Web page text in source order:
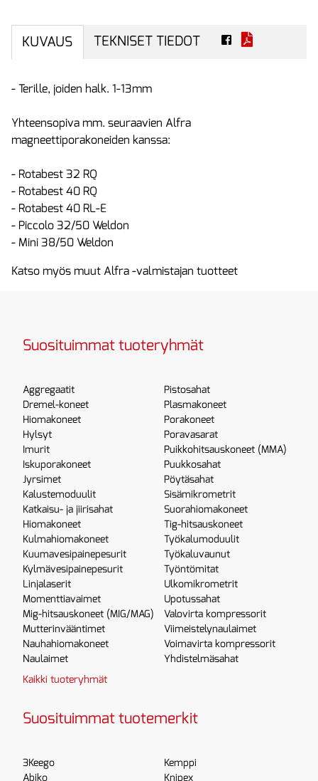
KUVAUS TEKNISET TIEDOT
- Terille, joiden halk. 1-13mm
Yhteensopiva mm. seuraavien Alfra
magneettiporakoneiden kanssa:
- Rotabest 32 RQ
- Rotabest 40 RQ
- Rotabest 40 RL-E
- Piccolo 32/50 Weldon
- Mini 38/50 Weldon
Katso myös muut Alfra -valmistajan tuotteet
Suosituimmat tuoteryhmät
Aggregaatit
Dremel-koneet
Hiomakoneet
Hylsyt
Imurit
Iskuporakoneet
Jyrsimet
Kalustemoduulit
Katkaisu- ja jiirisahat
Hiomakoneet
Kulmahiomakoneet
Kuumavesipainepesurit
Kylmävesipainepesurit
Linjalaserit
Momenttiavaimet
Mig-hitsauskoneet (MIG/MAG)
Mutterinvääntimet
Nauhahiomakoneet
Naulaimet
Pistosahat
Plasmakoneet
Porakoneet
Poravasarat
Puikkohitsauskoneet (MMA)
Puukkosahat
Pöytäsahat
Sisämikrometrit
Suorahiomakoneet
Tig-hitsauskoneet
Työkalumoduulit
Työkaluvaunut
Työntömitat
Ulkomikrometrit
Upotussahat
Valovirta kompressorit
Viimeistelynaulaimet
Voimavirta kompressorit
Yhdistelmäsahat
Kaikki tuoteryhmät
Suosituimmat tuotemerkit
3Keego
Abiko
Kemppi
Knipex